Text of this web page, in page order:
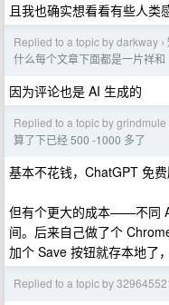
且我也确实想看看有些人类
Replied to a topic by darkway ›
什么每个文章下面都是一片祥和
因为评论也是 AI 生成的
Replied to a topic by grindmule
算了下已经 500 -1000 多了
基本不花钱，ChatGPT 免
但有个更大的成本——不同
间。后来自己做了个
加个 Save 按钮就存本地了
Replied to a topic by